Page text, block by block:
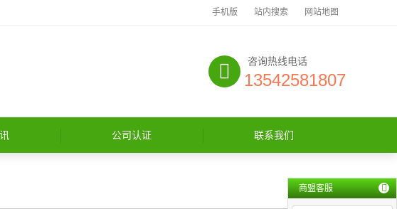
手机版 站内搜索 网站地图
咨询热线电话
13542581807
公司认证 联系我们
商盟客服